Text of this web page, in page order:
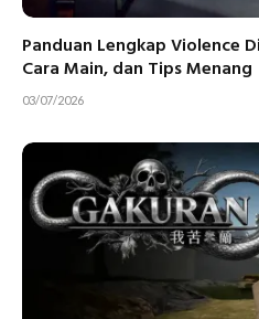
Panduan Lengkap Violence
Cara Main, dan Tips Menang
03/07/2026